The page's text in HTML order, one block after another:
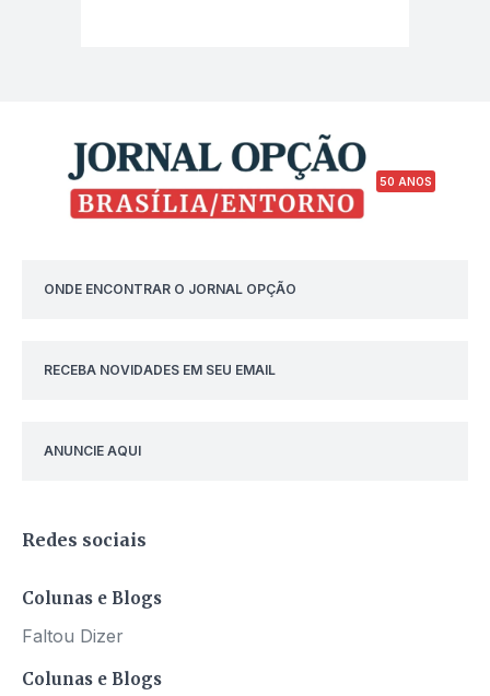
50 ANOS
ONDE ENCONTRAR O JORNAL OPÇÃO
RECEBA NOVIDADES EM SEU EMAIL
ANUNCIE AQUI
Redes sociais
Colunas e Blogs
Faltou Dizer
Colunas e Blogs